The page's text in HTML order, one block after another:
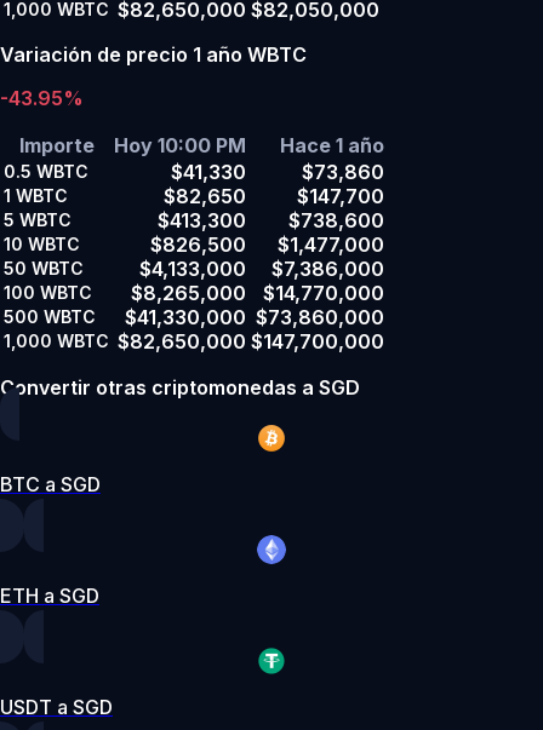
1,000 WBTC $82,650,000 $82,050,000
Variación de precio 1 año WBTC
-43.95%
Importe
Hoy 10:00 PM Hace 1 año
0.5 WBTC $41,330 $73,860
1 WBTC $82,650 $147,700
5 WBTC $413,300 $738,600
10 WBTC $826,500 $1,477,000
50 WBTC $4,133,000 $7,386,000
100 WBTC $8,265,000 $14,770,000
500 WBTC $41,330,000 $73,860,000
1,000 WBTC $82,650,000 $147,700,000
Convertir otras criptomonedas a SGD
BTC a SGD
ETH a SGD
USDT a SGD